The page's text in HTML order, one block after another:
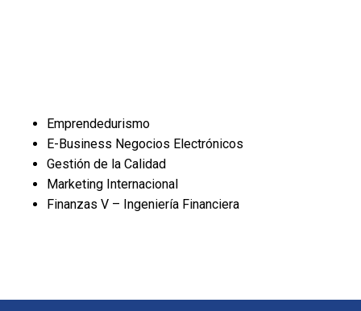
Emprendedurismo
E-Business Negocios Electrónicos
Gestión de la Calidad
Marketing Internacional
Finanzas V – Ingeniería Financiera